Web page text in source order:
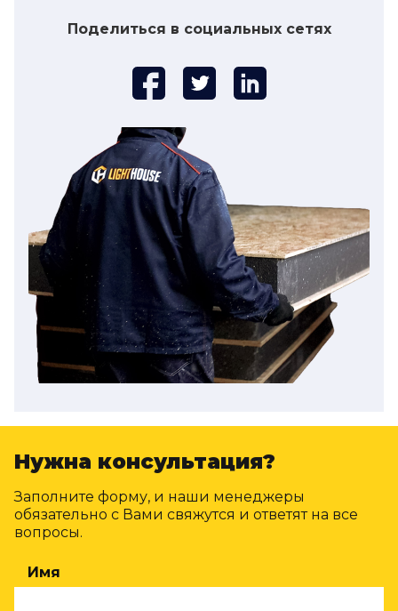
Поделиться в социальных сетях
Нужна консультация?
Заполните форму, и наши менеджеры
обязательно с Вами свяжутся и ответят на все
вопросы.
Имя